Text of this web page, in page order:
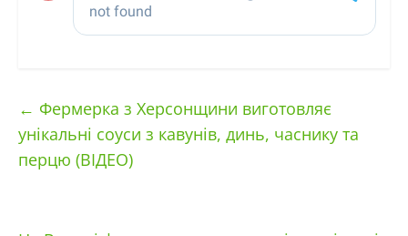
← Фермерка з Херсонщини виготовляє
унікальні соуси з кавунів, динь, часнику та
перцю (ВІДЕО)